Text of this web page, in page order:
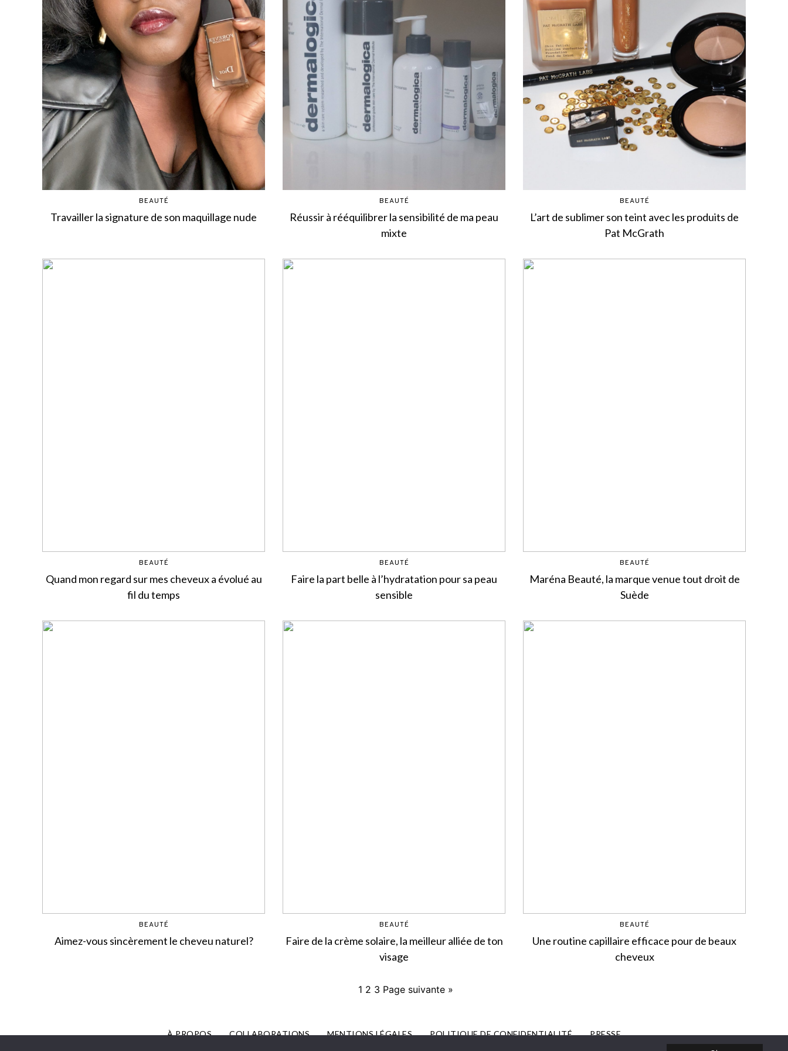
BEAUTÉ
Travailler la signature de son maquillage nude
BEAUTÉ
Réussir à rééquilibrer la sensibilité de ma peau
mixte
BEAUTÉ
L’art de sublimer son teint avec les produits de
Pat McGrath
BEAUTÉ
Quand mon regard sur mes cheveux a évolué au
fil du temps
BEAUTÉ
Faire la part belle à l’hydratation pour sa peau
sensible
BEAUTÉ
Maréna Beauté, la marque venue tout droit de
Suède
BEAUTÉ
Aimez-vous sincèrement le cheveu naturel?
BEAUTÉ
Faire de la crème solaire, la meilleur alliée de ton
visage
BEAUTÉ
Une routine capillaire efficace pour de beaux
cheveux
1 2 3 Page suivante »
À PROPOS COLLABORATIONS MENTIONS LÉGALES POLITIQUE DE CONFIDENTIALITÉ PRESSE